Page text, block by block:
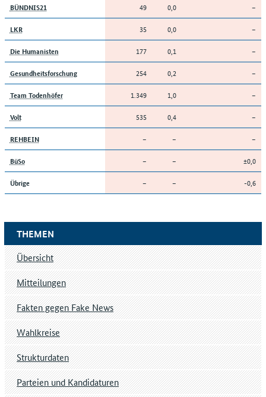
BÜNDNIS21 49 0,0 –
LKR 35 0,0 –
Die Humanisten 177 0,1 –
Gesundheitsforschung 254 0,2 –
Team Todenhöfer 1.349 1,0 –
Volt 535 0,4 –
REHBEIN – – –
BüSo – – ±0,0
Übrige – – -0,6
THEMEN
Übersicht
Mitteilungen
Fakten gegen Fake News
Wahlkreise
Strukturdaten
Parteien und Kandidaturen